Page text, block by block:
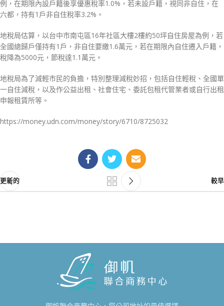
例，在期限內設戶籍後享優惠稅率1.0%，若未設戶籍，視同非自住，在
六都，持有1戶非自住稅率3.2%。
地稅局估算，以台中市南屯區16年社區大樓2樓約50坪自住房屋為例，若
全國總歸戶僅持有1戶，非自住要繳1.6萬元，若在期限內自住遷入戶籍，
稅降為5000元，節稅達1.1萬元。
地稅局為了減輕市民的負擔，特別整理減稅妙招，包括自住輕稅、全國單
一自住減稅，以及作公益出租、社會住宅、委託包租代管業者或自行出租
申報租賃所等。
https://money.udn.com/money/story/6710/8725032
更新的 較早